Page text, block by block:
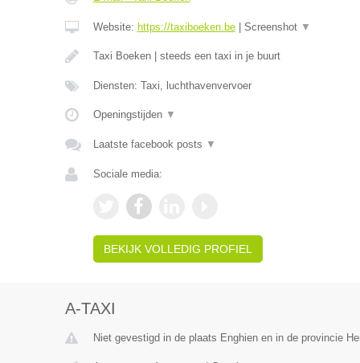
Website: https://taxiboeken.be| Screenshot ▼
Taxi Boeken | steeds een taxi in je buurt
Diensten: Taxi, luchthavenvervoer
Openingstijden ▼
Laatste facebook posts ▼
Sociale media:
BEKIJK VOLLEDIG PROFIEL
A-TAXI
Niet gevestigd in de plaats Enghien en in de provincie